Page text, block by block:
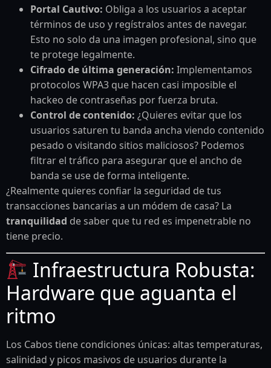
Portal Cautivo: Obliga a los usuarios a aceptar
términos de uso y regístralos antes de navegar.
Esto no solo da una imagen profesional, sino que
te protege legalmente.
Cifrado de última generación: Implementamos
protocolos WPA3 que hacen casi imposible el
hackeo de contraseñas por fuerza bruta.
Control de contenido: ¿Quieres evitar que los
usuarios saturen tu banda ancha viendo contenido
pesado o visitando sitios maliciosos? Podemos
filtrar el tráfico para asegurar que el ancho de
banda se use de forma inteligente.
¿Realmente quieres confiar la seguridad de tus
transacciones bancarias a un módem de casa? La
tranquilidad de saber que tu red es impenetrable no
tiene precio.
Infraestructura Robusta:
Hardware que aguanta el
ritmo
Los Cabos tiene condiciones únicas: altas temperaturas,
salinidad y picos masivos de usuarios durante la